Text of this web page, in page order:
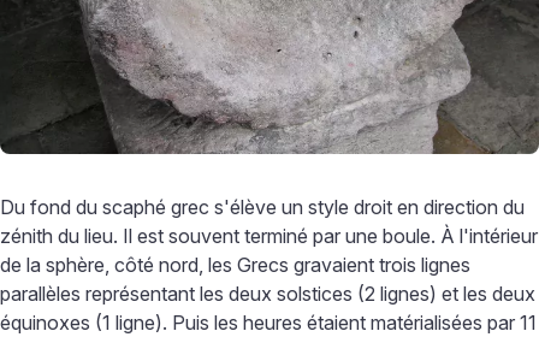
Du fond du scaphé grec s'élève un style droit en direction du
zénith du lieu. Il est souvent terminé par une boule. À l'intérieur
de la sphère, côté nord, les Grecs gravaient trois lignes
parallèles représentant les deux solstices (2 lignes) et les deux
équinoxes (1 ligne). Puis les heures étaient matérialisées par 11